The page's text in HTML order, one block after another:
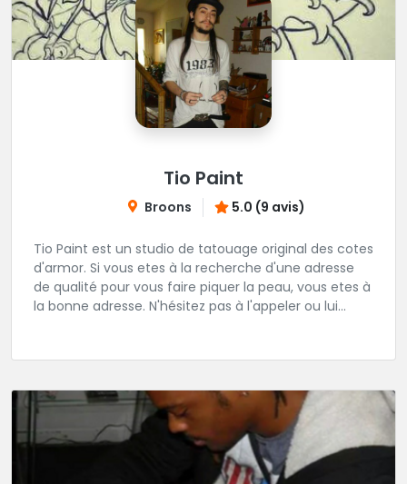
Tio Paint
Broons 5.0 (9 avis)
Tio Paint est un studio de tatouage original des cotes
d'armor. Si vous etes à la recherche d'une adresse
de qualité pour vous faire piquer la peau, vous etes à
la bonne adresse. N'hésitez pas à l'appeler ou lui